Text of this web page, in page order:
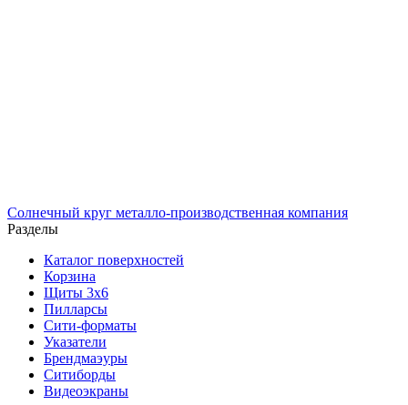
Солнечный круг металло-производственная компания
Разделы
Каталог поверхностей
Корзина
Щиты 3х6
Пилларсы
Сити-форматы
Указатели
Брендмаэуры
Ситиборды
Видеоэкраны